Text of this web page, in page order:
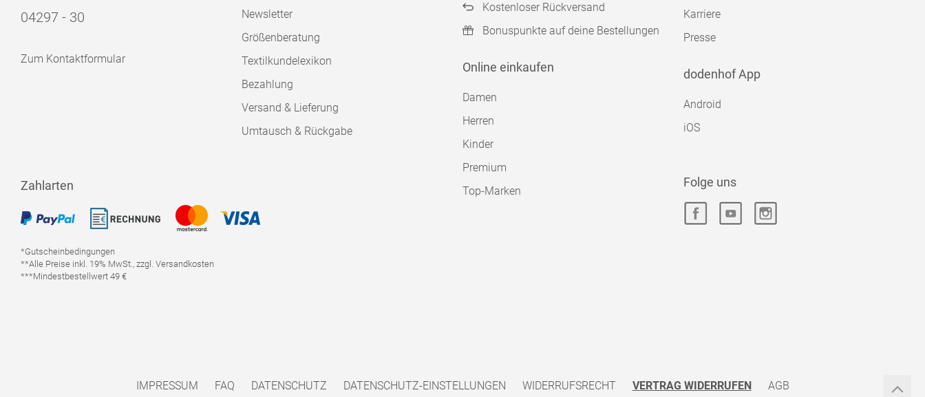
04297 - 30
Zum Kontaktformular
Newsletter
Größenberatung
Textilkundelexikon
Bezahlung
Versand & Lieferung
Umtausch & Rückgabe
Kostenloser Rückversand
Bonuspunkte auf deine Bestellungen
Online einkaufen
Damen
Herren
Kinder
Premium
Top-Marken
Karriere
Presse
dodenhof App
Android
iOS
Zahlarten
*Gutscheinbedingungen
**Alle Preise inkl. 19% MwSt., zzgl. Versandkosten
***Mindestbestellwert 49 €
Folge uns
IMPRESSUM FAQ DATENSCHUTZ DATENSCHUTZ-EINSTELLUNGEN WIDERRUFSRECHT VERTRAG WIDERRUFEN AGB